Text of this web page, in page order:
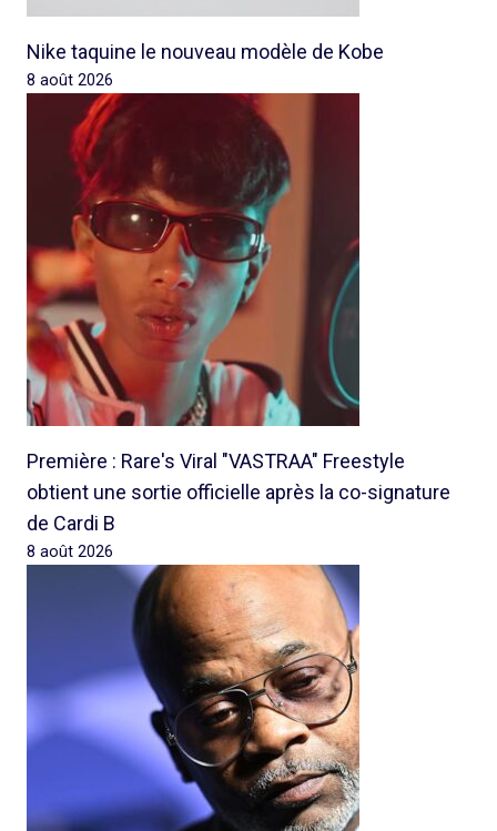
Nike taquine le nouveau modèle de Kobe
8 août 2026
Première : Rare's Viral "VASTRAA" Freestyle
obtient une sortie officielle après la co-signature
de Cardi B
8 août 2026